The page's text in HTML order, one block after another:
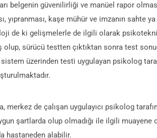
belgenin güvenilirliği ve manüel rapor
yıpranması, kaşe mühür ve imzanın sahte
de ki gelişmelerle de ilgili olarak
olup, sürücü testten çıktıktan sonra test
sistem üzerinden testi uygulayan psikolog
merkez de çalışan uygulayıcı psikolog
şartlarda olup olmadığı ile ilgili
hastaneden alabilir.